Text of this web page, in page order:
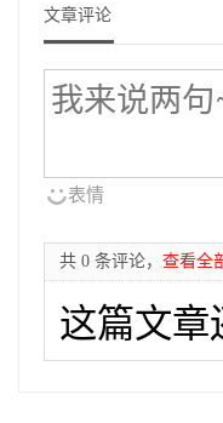
文章评论
表情
共 0 条评论， 查看全
这篇文章